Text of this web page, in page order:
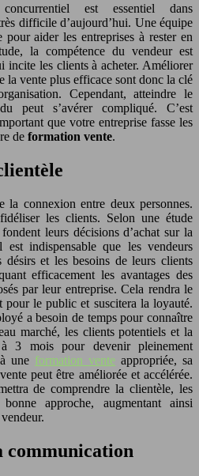
est essentiel dans
difficile d’aujourd’hui. Une équipe
pour aider les entreprises à rester en
la compétence du vendeur est
incite les clients à acheter. Améliorer
la vente plus efficace sont donc la clé
Cependant, atteindre le
peut s’avérer compliqué. C’est
que votre entreprise fasse les
de formation vente.
la connexion entre deux personnes.
les clients. Selon une étude
leurs décisions d’achat sur la
indispensable que les vendeurs
désirs et les besoins de leurs clients
efficacement les avantages des
par leur entreprise. Cela rendra le
le public et suscitera la loyauté.
a besoin de temps pour connaître
marché, les clients potentiels et la
3 mois pour devenir pleinement
une formation vente appropriée, sa
peut être améliorée et accélérée.
de comprendre la clientèle, les
approche, augmentant ainsi
communication